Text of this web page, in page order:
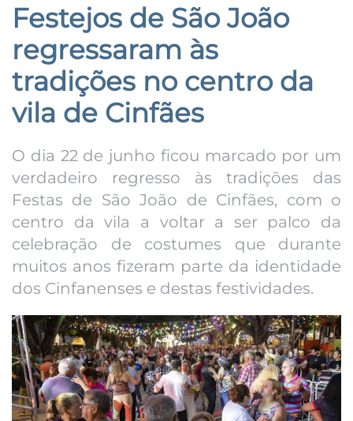
Festejos de São João
regressaram às
tradições no centro da
vila de Cinfães
O dia 22 de junho ficou marcado por um
verdadeiro regresso às tradições das
Festas de São João de Cinfães, com o
centro da vila a voltar a ser palco da
celebração de costumes que durante
muitos anos fizeram parte da identidade
dos Cinfanenses e destas festividades.